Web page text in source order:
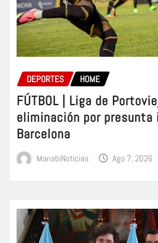
DEPORTES HOME
FÚTBOL | Liga de
eliminación por presunta
Barcelona
ManabiNoticias Ago 7, 2026